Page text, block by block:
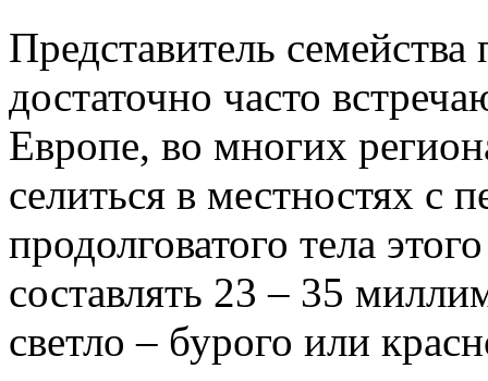
Представитель
достаточно часто
Европе, во многих
селиться в местностях с
продолговатого тела
составлять 23 – 35
светло – бурого или